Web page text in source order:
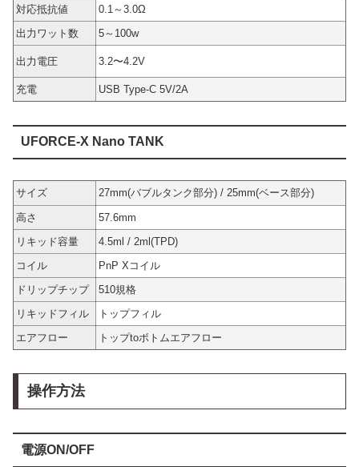
対応抵抗値
0.1～3.0Ω
出力ワット数
5～100w
出力電圧 3.2〜4.2V
充電 USB Type-C 5V/2A
UFORCE-X Nano TANK
サイズ 27mm(バブルタンク部分) / 25mm(ベース部分)
高さ
57.6mm
リキッド容量
4.5ml / 2ml(TPD)
コイル
PnP Xコイル
ドリップチップ
510規格
リキッドフィル
トップフィル
エアフロー
トップtoボトムエアフロー
操作方法
電源ON/OFF